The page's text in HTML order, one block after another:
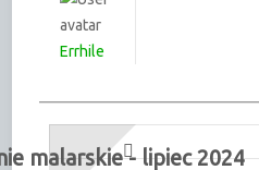
Errhile
malarskie - lipiec 2024